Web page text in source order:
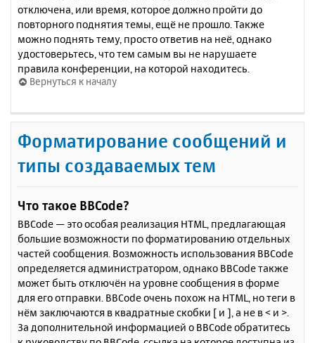
отключена, или время, которое должно пройти до
повторного поднятия темы, ещё не прошло. Также
можно поднять тему, просто ответив на неё, однако
удостоверьтесь, что тем самым вы не нарушаете
правила конференции, на которой находитесь.
Вернуться к началу
Форматирование сообщений и
типы создаваемых тем
Что такое BBCode?
BBCode — это особая реализация HTML, предлагающая
большие возможности по форматированию отдельных
частей сообщения. Возможность использования BBCode
определяется администратором, однако BBCode также
может быть отключён на уровне сообщения в форме
для его отправки. BBCode очень похож на HTML, но теги в
нём заключаются в квадратные скобки [ и ], а не в < и >.
За дополнительной информацией о BBCode обратитесь